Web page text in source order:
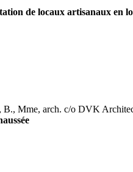
de locaux artisanaux en
B., Mme, arch. c/o DVK